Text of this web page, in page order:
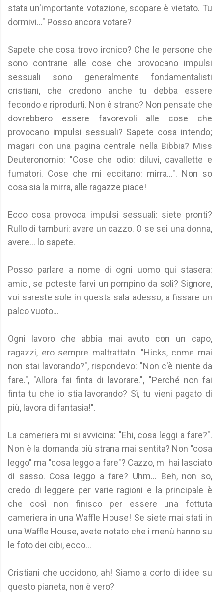
stata un'importante votazione, scopare è vietato. Tu
dormivi..." Posso ancora votare?
Sapete che cosa trovo ironico? Che le persone che
sono contrarie alle cose che provocano impulsi
sessuali sono generalmente fondamentalisti
cristiani, che credono anche tu debba essere
fecondo e riprodurti. Non è strano? Non pensate che
dovrebbero essere favorevoli alle cose che
provocano impulsi sessuali? Sapete cosa intendo;
magari con una pagina centrale nella Bibbia? Miss
Deuteronomio: "Cose che odio: diluvi, cavallette e
fumatori. Cose che mi eccitano: mirra...". Non so
cosa sia la mirra, alle ragazze piace!
Ecco cosa provoca impulsi sessuali: siete pronti?
Rullo di tamburi: avere un cazzo. O se sei una donna,
avere... lo sapete.
Posso parlare a nome di ogni uomo qui stasera:
amici, se poteste farvi un pompino da soli? Signore,
voi sareste sole in questa sala adesso, a fissare un
palco vuoto...
Ogni lavoro che abbia mai avuto con un capo,
ragazzi, ero sempre maltrattato. "Hicks, come mai
non stai lavorando?", rispondevo: "Non c'è niente da
fare.", "Allora fai finta di lavorare.", "Perché non fai
finta tu che io stia lavorando? Sì, tu vieni pagato di
più, lavora di fantasia!".
La cameriera mi si avvicina: "Ehi, cosa leggi a fare?".
Non è la domanda più strana mai sentita? Non "cosa
leggo" ma "cosa leggo a fare"? Cazzo, mi hai lasciato
di sasso. Cosa leggo a fare? Uhm... Beh, non so,
credo di leggere per varie ragioni e la principale è
che così non finisco per essere una fottuta
cameriera in una Waffle House! Se siete mai stati in
una Waffle House, avete notato che i menù hanno su
le foto dei cibi, ecco...
Cristiani che uccidono, ah! Siamo a corto di idee su
questo pianeta, non è vero?